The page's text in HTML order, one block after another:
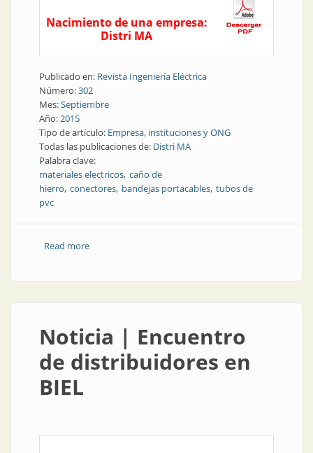
Nacimiento de una empresa:
Distri MA
Publicado en: Revista Ingeniería Eléctrica
Número:302
Mes:Septiembre
Año:2015
Tipo de artículo: Empresa, instituciones y ONG
Todas las publicaciones de: Distri MA
Palabra clave:
materiales electricos caño de
hierro conectores bandejas portacables tubos de
pvc
Read moreabout Empresa | Distri MA: nueva y con experiencia
Noticia | Encuentro
de distribuidores en
BIEL